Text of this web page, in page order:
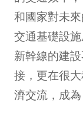
和國家對未
交通基礎設
新幹線的建
接，更在很
濟交流，成為